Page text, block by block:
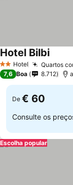
2 Estrelas
Hotel Quartos
Hotel Bilbi
7,6 Boa 8.712
De € 60
Consulte os
Escolha popular